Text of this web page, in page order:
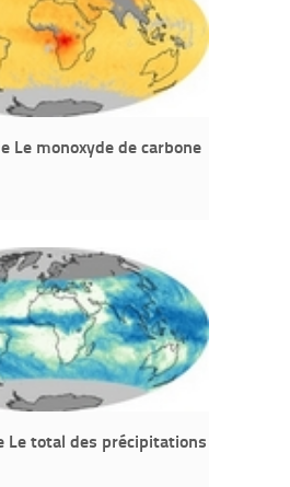
Le monoxyde de carbone
Le total des précipitations